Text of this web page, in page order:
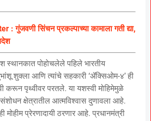
: गुंजवणी सिंचन प्रकल्पाच्या कामाला गती द्या,
स्थानकात पोहोचलेले पहिले भारतीय
शुक्ला आणि त्यांचे सहकारी ‘ॲक्सिओम-४’ ही
करून पृथ्वीवर परतले. या यशस्वी मोहिमेमुळे
क्षेत्रातील आत्मविश्वास दुणावला आहे.
मोहीम प्रेरणादायी ठरणार आहे. प्रधानमंत्री